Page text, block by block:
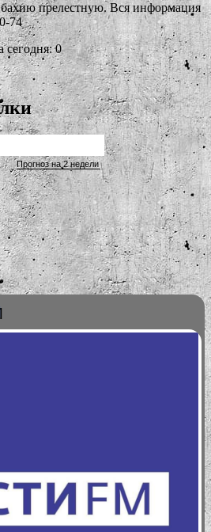
прелестную. Вся информация
74
сегодня: 0